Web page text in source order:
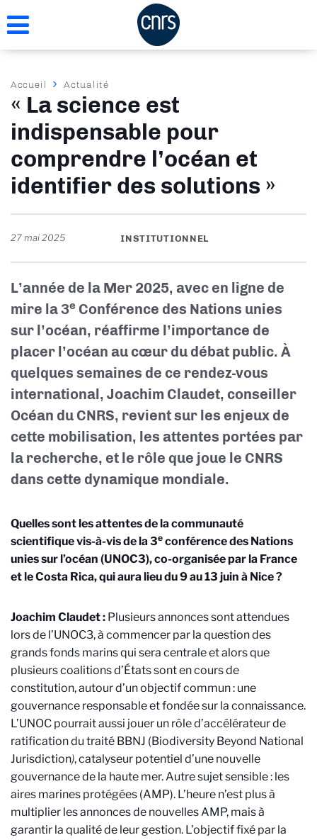
au
Fil
d'Ariane
Accueil Actualité
« La science est
indispensable pour
comprendre l’océan et
identifier des solutions »
27 mai 2025 INSTITUTIONNEL
L’année de la Mer 2025, avec en ligne de
mire la 3e Conférence des Nations unies
sur l’océan, réaffirme l’importance de
placer l’océan au cœur du débat public. À
quelques semaines de ce rendez-vous
international, Joachim Claudet, conseiller
Océan du CNRS, revient sur les enjeux de
cette mobilisation, les attentes portées par
la recherche, et le rôle que joue le CNRS
dans cette dynamique mondiale.
Quelles sont les attentes de la communauté
scientifique vis-à-vis de la 3e conférence des Nations
unies sur l’océan (UNOC3), co-organisée par la France
et le Costa Rica, qui aura lieu du 9 au 13 juin à Nice ?
Joachim Claudet : Plusieurs annonces sont attendues
lors de l’UNOC3, à commencer par la question des
grands fonds marins qui sera centrale et alors que
plusieurs coalitions d’États sont en cours de
constitution, autour d’un objectif commun : une
gouvernance responsable et fondée sur la connaissance.
L’UNOC pourrait aussi jouer un rôle d’accélérateur de
ratification du traité BBNJ (Biodiversity Beyond National
Jurisdiction), catalyseur potentiel d’une nouvelle
gouvernance de la haute mer. Autre sujet sensible : les
aires marines protégées (AMP). L’heure n’est plus à
multiplier les annonces de nouvelles AMP, mais à
garantir la qualité de leur gestion. L’objectif fixé par la